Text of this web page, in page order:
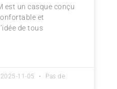
est un casque conçu
et
de tous
2025-11-05
Pas de